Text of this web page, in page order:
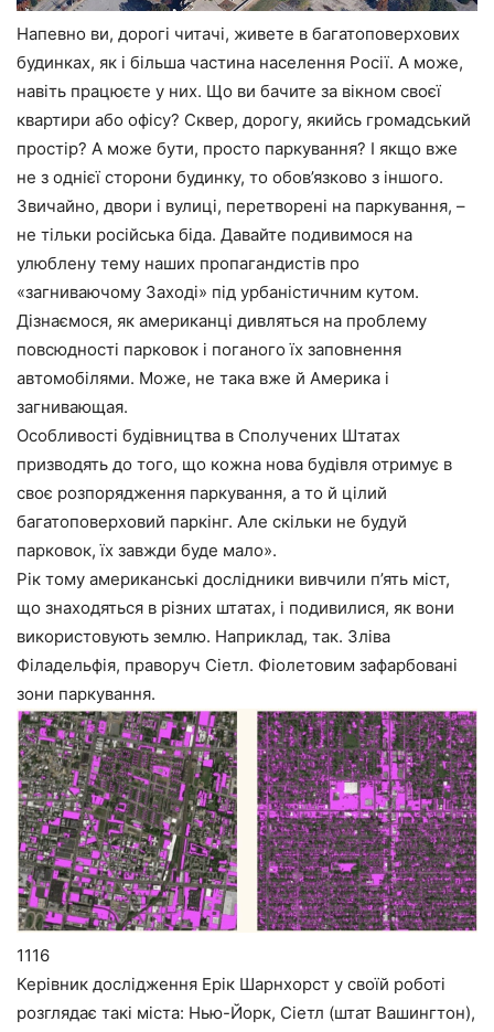
Напевно ви, дорогі читачі, живете в багатоповерхових
будинках, як і більша частина населення Росії. А може,
навіть працюєте у них. Що ви бачите за вікном своєї
квартири або офісу? Сквер, дорогу, якийсь громадський
простір? А може бути, просто паркування? І якщо вже
не з однієї сторони будинку, то обов’язково з іншого.
Звичайно, двори і вулиці, перетворені на паркування, –
не тільки російська біда. Давайте подивимося на
улюблену тему наших пропагандистів про
«загниваючому Заході» під урбаністичним кутом.
Дізнаємося, як американці дивляться на проблему
повсюдності парковок і поганого їх заповнення
автомобілями. Може, не така вже й Америка і
загнивающая.
Особливості будівництва в Сполучених Штатах
призводять до того, що кожна нова будівля отримує в
своє розпорядження паркування, а то й цілий
багатоповерховий паркінг. Але скільки не будуй
парковок, їх завжди буде мало».
Рік тому американські дослідники вивчили п’ять міст,
що знаходяться в різних штатах, і подивилися, як вони
використовують землю. Наприклад, так. Зліва
Філадельфія, праворуч Сіетл. Фіолетовим зафарбовані
зони паркування.
1116
Керівник дослідження Ерік Шарнхорст у своїй роботі
розглядає такі міста: Нью-Йорк, Сіетл (штат Вашингтон),